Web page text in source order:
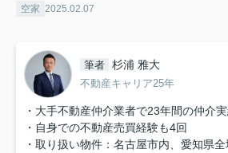
空家 2025.02.07
筆者 杉浦 雅大
不動産キャリア25年
・大手不動産仲介業者で23年間の仲介
・自身での不動産売買経験も4回
・取り扱い物件：名古屋市内、愛知県